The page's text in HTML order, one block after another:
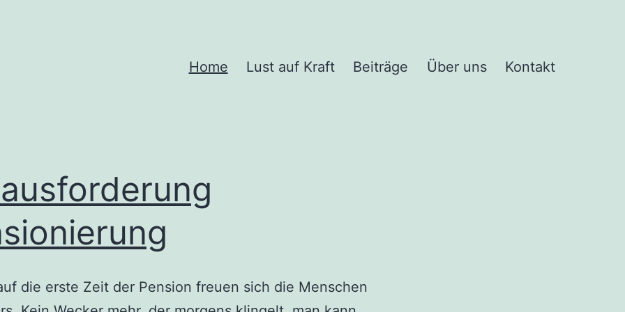
Home Lust auf Kraft Beiträge Über uns Kontakt
die erste Zeit der Pension freuen sich die Menschen